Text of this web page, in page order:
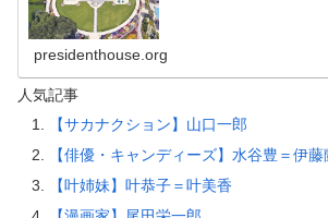
presidenthouse.org
人気記事
【サカナクション】山口一郎
【俳優・キャンディーズ】水谷豊＝伊藤
【叶姉妹】叶恭子＝叶美香